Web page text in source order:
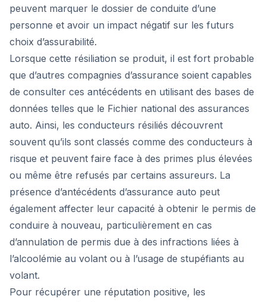
peuvent marquer le dossier de conduite d’une
personne et avoir un impact négatif sur les futurs
choix d’assurabilité.
Lorsque cette résiliation se produit, il est fort probable
que d’autres compagnies d’assurance soient capables
de consulter ces antécédents en utilisant des bases de
données telles que le Fichier national des assurances
auto. Ainsi, les conducteurs résiliés découvrent
souvent qu’ils sont classés comme des conducteurs à
risque et peuvent faire face à des primes plus élevées
ou même être refusés par certains assureurs. La
présence d’antécédents d’assurance auto peut
également affecter leur capacité à obtenir le permis de
conduire à nouveau, particulièrement en cas
d’annulation de permis due à des infractions liées à
l’alcoolémie au volant ou à l’usage de stupéfiants au
volant.
Pour récupérer une réputation positive, les